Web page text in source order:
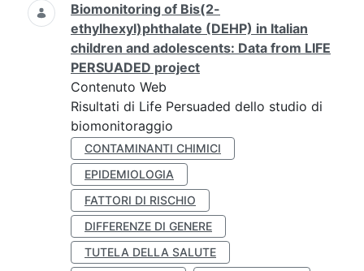
Biomonitoring of Bis(2-
ethylhexyl)phthalate (DEHP) in Italian
children and adolescents: Data from LIFE
PERSUADED project
Contenuto Web
Risultati di Life Persuaded dello studio di
biomonitoraggio
CONTAMINANTI CHIMICI
EPIDEMIOLOGIA
FATTORI DI RISCHIO
DIFFERENZE DI GENERE
TUTELA DELLA SALUTE